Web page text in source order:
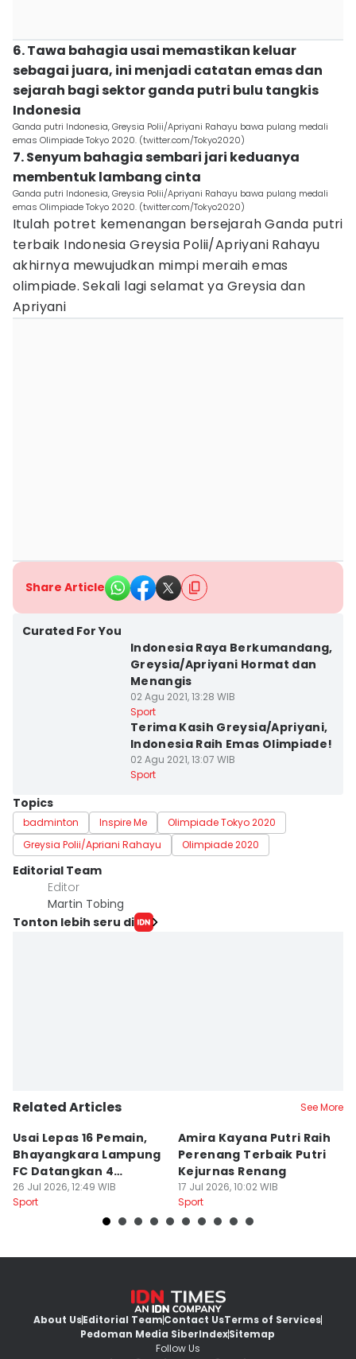
6. Tawa bahagia usai memastikan keluar
sebagai juara, ini menjadi catatan emas dan
sejarah bagi sektor ganda putri bulu tangkis
Indonesia
Ganda putri Indonesia, Greysia Polii/Apriyani Rahayu bawa pulang medali
emas Olimpiade Tokyo 2020. (twitter.com/Tokyo2020)
7. Senyum bahagia sembari jari keduanya
membentuk lambang cinta
Ganda putri Indonesia, Greysia Polii/Apriyani Rahayu bawa pulang medali
emas Olimpiade Tokyo 2020. (twitter.com/Tokyo2020)
Itulah potret kemenangan bersejarah Ganda putri
terbaik Indonesia Greysia Polii/Apriyani Rahayu
akhirnya mewujudkan mimpi meraih emas
olimpiade. Sekali lagi selamat ya Greysia dan
Apriyani
Share Article
Curated For You
Indonesia Raya Berkumandang,
Greysia/Apriyani Hormat dan
Menangis
02 Agu 2021, 13:28 WIB
Sport
Terima Kasih Greysia/Apriyani,
Indonesia Raih Emas Olimpiade!
02 Agu 2021, 13:07 WIB
Sport
Topics
badminton Inspire Me
Olimpiade Tokyo 2020
Greysia Polii/Apriani Rahayu
Olimpiade 2020
Editorial Team
Editor
Martin Tobing
Tonton lebih seru di
Related Articles See More
Usai Lepas 16 Pemain,
Bhayangkara Lampung
FC Datangkan 4
Rekrutan
26 Jul 2026, 12:49 WIB
Sport
Amira Kayana Putri Raih
Perenang Terbaik Putri
Kejurnas Renang
17 Jul 2026, 10:02 WIB
Sport
About UsEditorial TeamContact UsTerms of Services
Pedoman Media SiberIndexSitemap
Follow Us